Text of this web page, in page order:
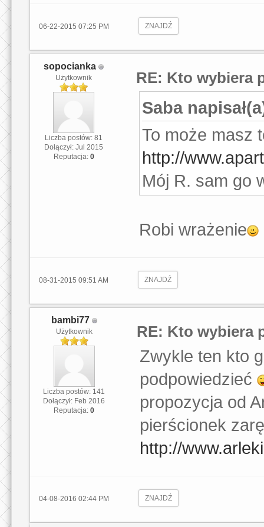
06-22-2015 07:25 PM ZNAJDŹ
sopocianka
Użytkownik
Liczba postów: 81
Dołączył: Jul 2015
Reputacja: 0
RE: Kto wybiera
Saba
To może masz
http://
Mój R. sam go
Robi wrażenie
08-31-2015 09:51 AM ZNAJDŹ
bambi77
Użytkownik
Liczba postów: 141
Dołączył: Feb 2016
Reputacja: 0
RE: Kto wybiera
Zwykle ten kto
podpowiedzieć
propozycja od
pierścionek
http://
04-08-2016 02:44 PM ZNAJDŹ